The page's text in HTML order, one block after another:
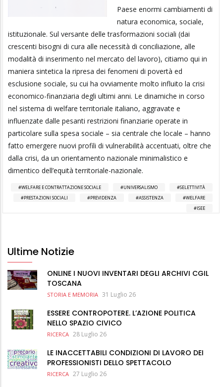
Paese enormi cambiamenti di
natura economica, sociale,
istituzionale. Sul versante delle trasformazioni sociali (dai
crescenti bisogni di cura alle necessità di conciliazione, alle
modalità di inserimento nel mercato del lavoro), citiamo qui in
maniera sintetica la ripresa dei fenomeni di povertà ed
esclusione sociale, su cui ha ovviamente molto influito la crisi
economico-finanziaria degli ultimi anni. Le dinamiche in corso
nel sistema di welfare territoriale italiano, aggravate e
influenzate dalle pesanti restrizioni finanziarie operate in
particolare sulla spesa sociale – sia centrale che locale – hanno
fatto emergere nuovi profili di vulnerabilità accentuati, oltre che
dalla crisi, da un orientamento nazionale minimalistico e
dimentico dell’equità territoriale-nazionale.
WELFARE E CONTRATTAZIONE SOCIALE UNIVERSALISMO
SELETTIVITÀ
PRESTAZIONI SOCIALI
PREVIDENZA ASSISTENZA
WELFARE
ISEE
Ultime Notizie
ONLINE I NUOVI INVENTARI DEGLI ARCHIVI CGIL
TOSCANA
STORIA E MEMORIA 31 Luglio 26
ESSERE CONTROPOTERE. L’AZIONE POLITICA
NELLO SPAZIO CIVICO
RICERCA 28 Luglio 26
LE INACCETTABILI CONDIZIONI DI LAVORO DEI
PROFESSIONISTI DELLO SPETTACOLO
RICERCA 27 Luglio 26